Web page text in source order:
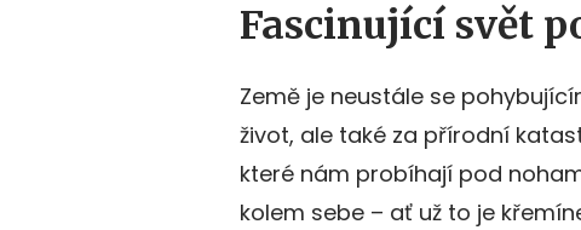
Fascinující svět
Země je neustále se
život, ale také za přírodní
které nám probíhají pod
kolem sebe – ať už to je